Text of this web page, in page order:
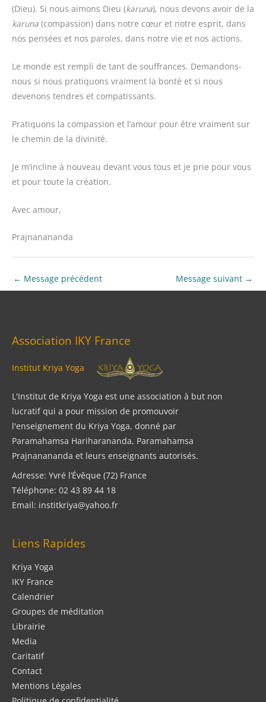
(Dieu). Si nous aimons Dieu (karuna), nous devons avoir de la
karuna (compassion) dans notre cœur et notre esprit, dans
nos pensées et nos paroles, dans notre vie et nos actions.
Le monde est rempli de tant de souffrances. Demandons-
nous si nous pratiquons vraiment la bonté et si nous
devenons tendres et compatissants.
Pratiquons la compassion et l’amour pour être vraiment sur
le chemin de la divinité.
Je m’incline à nouveau devant vous tous et je prie pour vous
et pour toute la création.
Avec amour,
Prajnanananda
← Message précédent Message suivant →
Association IKY France
Institut Kriya Yoga
L'Institut de Kriya Yoga est une association à but non
lucratif qui a pour mission de promouvoir
l'enseignement du Kriya Yoga, donné par
Paramahamsa Hariharananda, Paramahamsa
Prajnanananda et leurs enseignants autorisés.
Adresse: Yvré l’Évêque (72) France
Téléphone: 02 43 89 44 18
Email: institkriya@yahoo.fr
Liens Rapides
Kriya Yoga
IKY France
Calendrier
Groupes de méditation
Librairie
Media
Caritatif
Contact
Mentions Légales